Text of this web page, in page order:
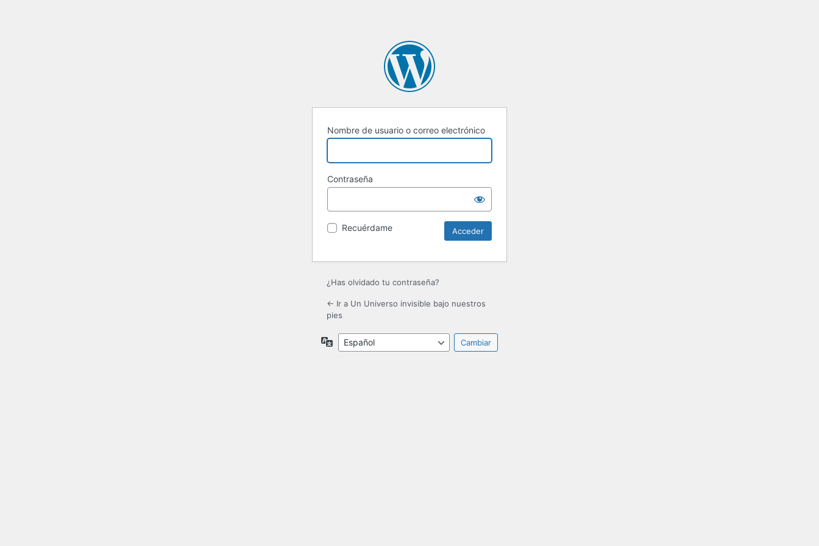
Nombre de usuario o correo electrónico
Contraseña
Recuérdame
¿Has olvidado tu contraseña?
← Ir a Un Universo invisible bajo nuestros
pies
Idioma